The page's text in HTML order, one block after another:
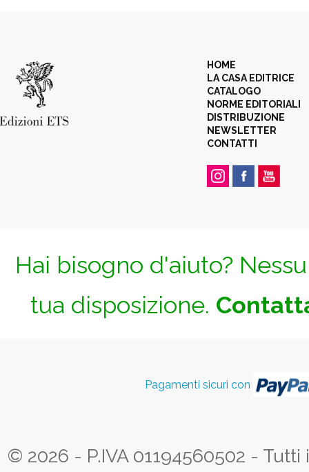
HOME
LA CASA EDITRICE
CATALOGO
NORME EDITORIALI
DISTRIBUZIONE
NEWSLETTER
CONTATTI
Hai bisogno d'aiuto?
tua disposizione.
Pagamenti sicuri con
© 2026 - P.IVA 01194560502 -